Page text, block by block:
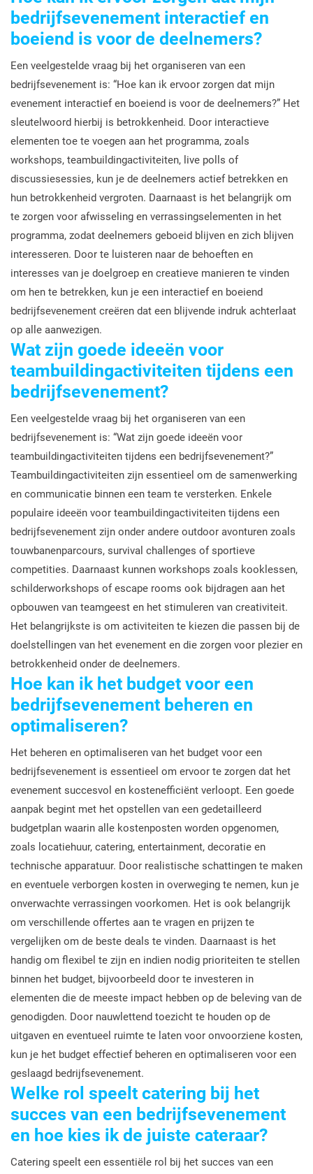
bedrijfsevenement interactief en
boeiend is voor de deelnemers?
Een veelgestelde vraag bij het organiseren van een
bedrijfsevenement is: “Hoe kan ik ervoor zorgen dat mijn
evenement interactief en boeiend is voor de deelnemers?” Het
sleutelwoord hierbij is betrokkenheid. Door interactieve
elementen toe te voegen aan het programma, zoals
workshops, teambuildingactiviteiten, live polls of
discussiesessies, kun je de deelnemers actief betrekken en
hun betrokkenheid vergroten. Daarnaast is het belangrijk om
te zorgen voor afwisseling en verrassingselementen in het
programma, zodat deelnemers geboeid blijven en zich blijven
interesseren. Door te luisteren naar de behoeften en
interesses van je doelgroep en creatieve manieren te vinden
om hen te betrekken, kun je een interactief en boeiend
bedrijfsevenement creëren dat een blijvende indruk achterlaat
op alle aanwezigen.
Wat zijn goede ideeën voor
teambuildingactiviteiten tijdens een
bedrijfsevenement?
Een veelgestelde vraag bij het organiseren van een
bedrijfsevenement is: “Wat zijn goede ideeën voor
teambuildingactiviteiten tijdens een bedrijfsevenement?”
Teambuildingactiviteiten zijn essentieel om de samenwerking
en communicatie binnen een team te versterken. Enkele
populaire ideeën voor teambuildingactiviteiten tijdens een
bedrijfsevenement zijn onder andere outdoor avonturen zoals
touwbanenparcours, survival challenges of sportieve
competities. Daarnaast kunnen workshops zoals kooklessen,
schilderworkshops of escape rooms ook bijdragen aan het
opbouwen van teamgeest en het stimuleren van creativiteit.
Het belangrijkste is om activiteiten te kiezen die passen bij de
doelstellingen van het evenement en die zorgen voor plezier en
betrokkenheid onder de deelnemers.
Hoe kan ik het budget voor een
bedrijfsevenement beheren en
optimaliseren?
Het beheren en optimaliseren van het budget voor een
bedrijfsevenement is essentieel om ervoor te zorgen dat het
evenement succesvol en kostenefficiënt verloopt. Een goede
aanpak begint met het opstellen van een gedetailleerd
budgetplan waarin alle kostenposten worden opgenomen,
zoals locatiehuur, catering, entertainment, decoratie en
technische apparatuur. Door realistische schattingen te maken
en eventuele verborgen kosten in overweging te nemen, kun je
onverwachte verrassingen voorkomen. Het is ook belangrijk
om verschillende offertes aan te vragen en prijzen te
vergelijken om de beste deals te vinden. Daarnaast is het
handig om flexibel te zijn en indien nodig prioriteiten te stellen
binnen het budget, bijvoorbeeld door te investeren in
elementen die de meeste impact hebben op de beleving van de
genodigden. Door nauwlettend toezicht te houden op de
uitgaven en eventueel ruimte te laten voor onvoorziene kosten,
kun je het budget effectief beheren en optimaliseren voor een
geslaagd bedrijfsevenement.
Welke rol speelt catering bij het
succes van een bedrijfsevenement
en hoe kies ik de juiste cateraar?
Catering speelt een essentiële rol bij het succes van een